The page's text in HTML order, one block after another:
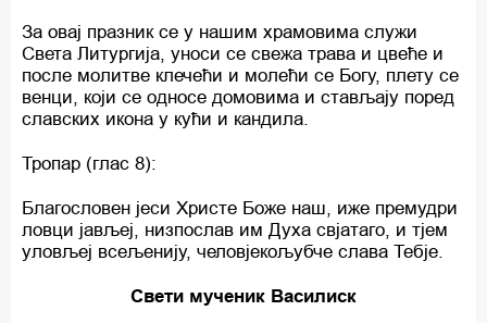
За овај празник се у нашим храмовима служи
Света Литургија, уноси се свежа трава и цвеће и
после молитве клечећи и молећи се Богу, плету се
венци, који се односе домовима и стављају поред
славских икона у кући и кандила.
Тропар (глас 8):
Благословен јеси Христе Боже наш, иже премудри
ловци јављеј, низпослав им Духа свјатаго, и тјем
уловљеј всељенију, человјекољубче слава Тебје.
Свети мученик Василиск